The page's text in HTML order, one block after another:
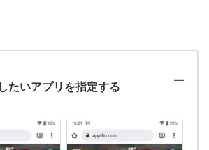
たいアプリを指定する